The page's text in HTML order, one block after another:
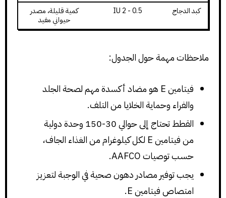
كبد الدجاج
0.5 - 2 IU
كمية قليلة، مصدر
حيواني مفيد
ملاحظات مهمة حول الجدول:
فيتامين E هو مضاد أكسدة مهم لصحة الجلد
والفراء وحماية الخلايا من التلف.
القطط تحتاج إلى حوالي 30-150 وحدة دولية
من فيتامين E لكل كيلوغرام من الغذاء الجاف،
حسب توصيات AAFCO.
يجب توفير مصادر دهون صحية في الوجبة لتعزيز
امتصاص فيتامين E.